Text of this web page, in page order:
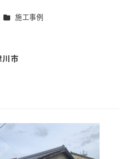
カテゴリー
施工事例
川市